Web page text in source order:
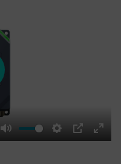
Mute Settings
PIP
Enter